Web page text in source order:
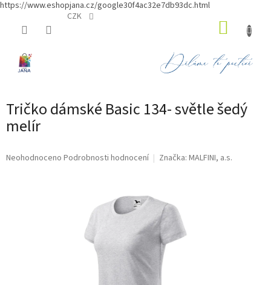
https://www.eshopjana.cz/google30f4ac32e7db93dc.html
CZK
Tričko dámské Basic 134- světle šedý
melír
Průměrné
Neohodnoceno Podrobnosti hodnocení Značka: MALFINI, a.s.